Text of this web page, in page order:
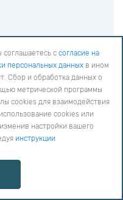
сад-институт (22)
(4)
региона (43)
(5)
с согласие на
персональных данных в ином
Сбор и обработка данных о
метрической программы
cookies для взаимодействия
cookies или
настройки вашего
инструкции